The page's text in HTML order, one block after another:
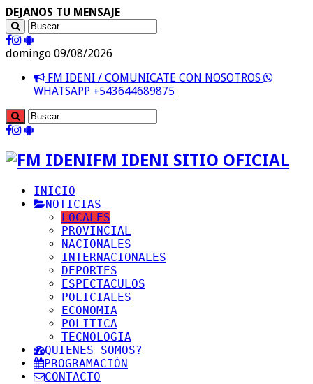
DEJANOS TU MENSAJE
domingo 09/08/2026
FM IDENI / COMUNICATE CON NOSOTROS
WHATSAPP +543644689875
FM IDENI SITIO OFICIAL
INICIO
NOTICIAS
LOCALES
PROVINCIAL
NACIONALES
INTERNACIONALES
DEPORTES
ESPECTACULOS
POLICIALES
ECONOMIA
POLITICA
TECNOLOGIA
QUIENES SOMOS?
PROGRAMACIÓN
CONTACTO